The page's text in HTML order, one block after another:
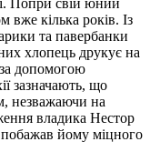
Попри свій юний
вже кілька років. Із
та павербанки
хлопець друкує на
допомогою
зазначають, що
незважаючи на
владика Нестор
побажав йому міцного